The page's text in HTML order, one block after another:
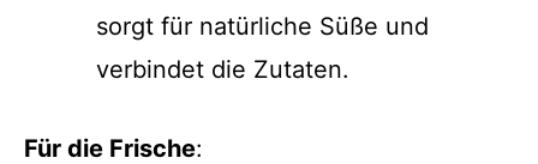
sorgt für natürliche Süße und
verbindet die Zutaten.
Für die Frische: